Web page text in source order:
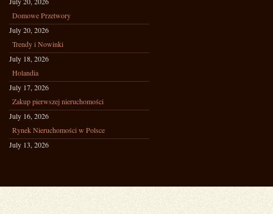
Domowe Przetwory
July 20, 2026
Trendy i Nowinki
July 18, 2026
Holandia
July 17, 2026
Zakup pierwszej nieruchomości
July 16, 2026
Rynek Nieruchomości w Polsce
July 13, 2026